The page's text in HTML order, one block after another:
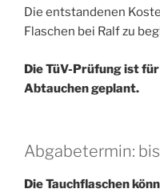
Die entstandenen
Flaschen bei Ralf zu
Die TüV-Prüfung ist
Abtauchen geplant.
Abgabetermin:
Die Tauchflaschen